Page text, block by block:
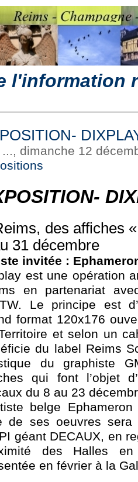
l'information
..., dimanche 12
des affiches
31 décembre
invitée :
est une opération
en partenariat
Le principe est
format 120x176
et selon un
du label Reims
du graphiste
qui font l’objet
du 8 au 23
belge
de ses oeuvres
géant DECAUX, en
des Halles en
en février à la